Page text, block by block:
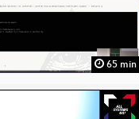
65 min